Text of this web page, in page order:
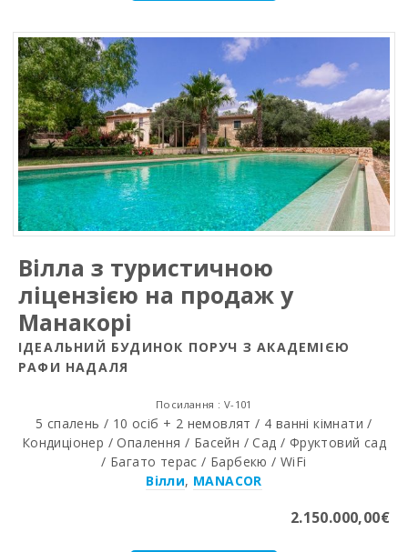
Вілла з туристичною
ліцензією на продаж у
Манакорі
ІДЕАЛЬНИЙ БУДИНОК ПОРУЧ З АКАДЕМІЄЮ
РАФИ НАДАЛЯ
Посилання : V-101
5 спалень / 10 осіб + 2 немовлят / 4 ванні кімнати /
Кондиціонер / Опалення / Басейн / Сад / Фруктовий сад
/ Багато терас / Барбекю / WiFi
Вілли, MANACOR
2.150.000,00€